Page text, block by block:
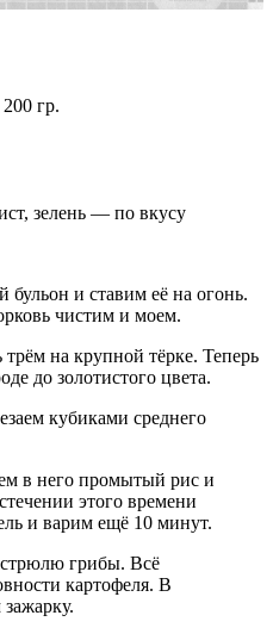
гр.
зелень — по вкусу
и ставим её на огонь.
чистим и моем.
на крупной тёрке. Теперь
до золотистого цвета.
кубиками среднего
в него промытый рис и
этого времени
и варим ещё 10 минут.
грибы. Всё
картофеля. В